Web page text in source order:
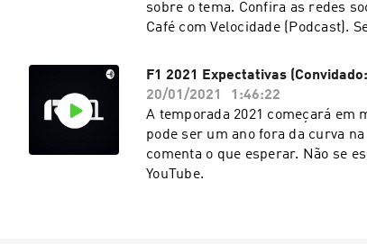
sobre o tema. Confira as redes
Café com Velocidade (Podcast).
youtube.com/ressacaf1
F1 2021 Expectativas
20/01/2021
1:46:22
A temporada 2021 começará em
pode ser um ano fora da curva
comenta o que esperar. Não se
YouTube.